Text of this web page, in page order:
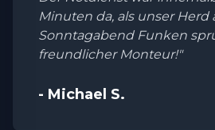
Minuten da, als unser Herd
Sonntagabend Funken
freundlicher Monteur!"
- Michael S.